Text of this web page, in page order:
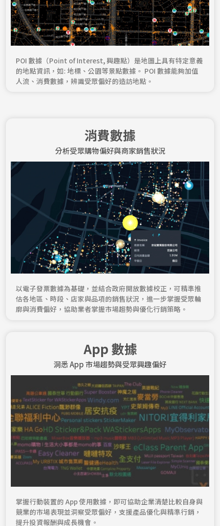
POI 數據（Point of Interest, 興趣點）是地圖上具有特定意義
的地點資訊，如: 地標、公園等景點數據。 POI 數據能夠加值
人流、消費數據，辨識受眾偏好的造訪地點。
消費數據
分析受眾購物偏好與商家銷售狀況
以電子發票數據為基礎，並結合政府開放數據校正，可精準推
估各地區、時段、店家與品項的銷售狀況，進一步掌握受眾輪
廓與消費偏好，協助業者掌握市場趨勢與優化行銷策略。
App 數據
洞悉 App 市場趨勢與受眾興趣偏好
掌握行動裝置的 App 使用數據，即可協助企業清楚比較自身與
競業的市場表現並洞察受眾偏好，支援產品優化與精準行銷，
提升投資報酬與成長機會。